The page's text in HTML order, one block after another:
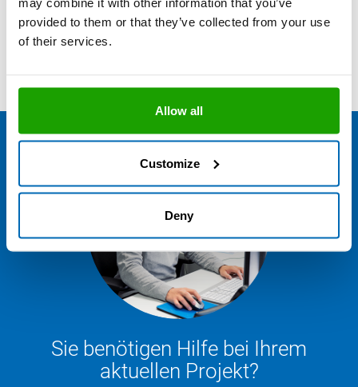
provided to them or that they’ve collected from your use
of their services.
Allow all
Customize
Deny
Exzellente Frühbeanspruchbarkeit
Nicht korrosiv
Technisches Datenblatt
Sie benötigen Hilfe bei Ihrem
aktuellen Projekt?